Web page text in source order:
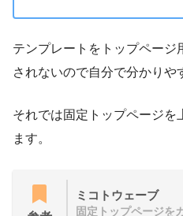
テンプレートをトップペー
されないので自分で分かりや
それでは固定トップページを
ます。
ミコトウェーブ
固定トップページを